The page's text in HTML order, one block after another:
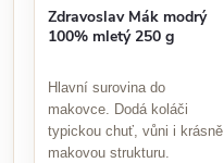
Zdravoslav Mák modrý
100% mletý 250 g
Hlavní surovina do
makovce. Dodá koláči
typickou chuť, vůni i krásně
makovou strukturu.